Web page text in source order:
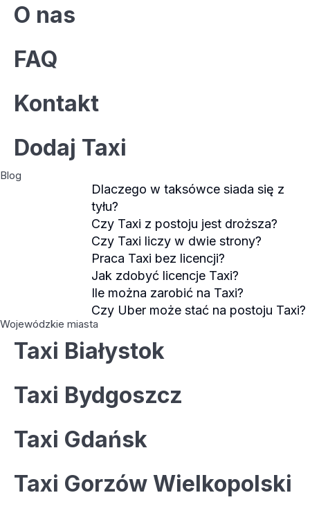
O nas
FAQ
Kontakt
Dodaj Taxi
Blog
Dlaczego w taksówce siada się z
tyłu?
Czy Taxi z postoju jest droższa?
Czy Taxi liczy w dwie strony?
Praca Taxi bez licencji?
Jak zdobyć licencje Taxi?
Ile można zarobić na Taxi?
Czy Uber może stać na postoju Taxi?
Wojewódzkie miasta
Taxi Białystok
Taxi Bydgoszcz
Taxi Gdańsk
Taxi Gorzów Wielkopolski